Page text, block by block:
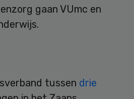
gaan VUmc en
tussen drie